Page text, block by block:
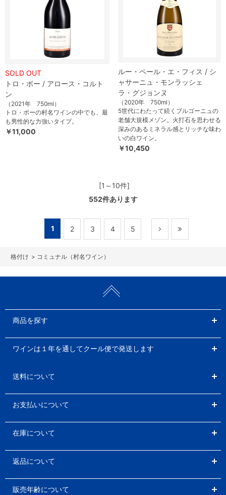
SOLD OUT
トロ・ボー / アロース・コルト
ン
（2021年 750ml）
トロ・ボーの村名ワインの中でも、最
も男性的な力強いタイプ。
￥11,000
ルー・ペール・エ・フィス / シ
ャサーニュ・モンラッシェ
ラ・グジョンヌ
（2020年 750ml）
5世代にわたって続くブルゴーニュの
老舗大規模メゾン。火打石を思わせる
深みのあるミネラル感とリッチな味わ
いの白ワイン。
￥10,450
[1～10件]
552件あります
1 2 3 4 5
> コミュナル（村名ワイン）
商品を探す
ワインは１年を通してクール便で発送します
送料について
お支払いについて
在庫について
返品について
販売年齢について